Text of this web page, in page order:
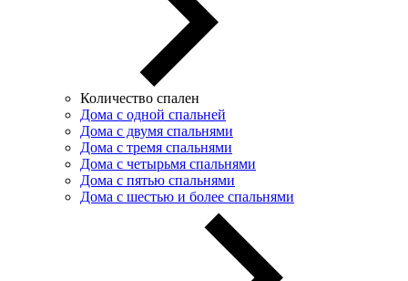
Количество спален
Дома с одной спальней
Дома с двумя спальнями
Дома с тремя спальнями
Дома с четырьмя спальнями
Дома с пятью спальнями
Дома с шестью и более спальнями